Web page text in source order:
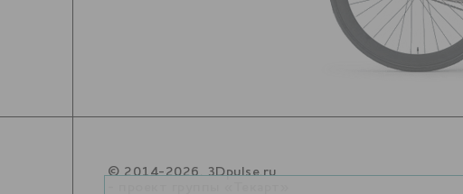
© 2014-2026. 3Dpulse.ru